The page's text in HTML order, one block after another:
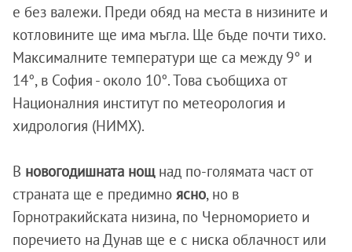
е без валежи. Преди обяд на места в низините и
котловините ще има мъгла. Ще бъде почти тихо.
Максималните температури ще са между 9° и
14°, в София - около 10°. Това съобщиха от
Националния институт по метеорология и
хидрология (НИМХ).
В новогодишната нощ над по-голямата част от
страната ще е предимно ясно, но в
Горнотракийската низина, по Черноморието и
поречието на Дунав ще е с ниска облачност или